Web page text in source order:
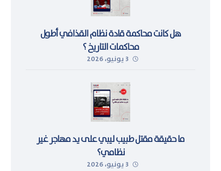
هل كانت محاكمة قادة نظام القذافي أطول
محاكمات التاريخ ؟
3 يونيو، 2026
ما حقيقة مقتل طبيب ليبي على يد مهاجر غير
نظامي؟
3 يونيو، 2026